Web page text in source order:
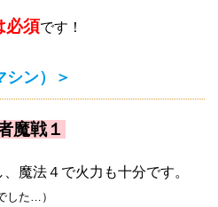
必須です！
シン）＞
魔戦１
、魔法４で火力も十分です。
した…）